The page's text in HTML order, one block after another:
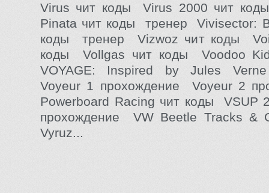
Virus чит коды Virus 2000 чит
Pinata чит коды тренер Vivisector:
коды тренер Vizwoz чит коды
коды Vollgas чит коды Voodoo
VOYAGE: Inspired by Jules
Voyeur 1 прохождение Voyeur 2
Powerboard Racing чит коды VSUP
прохождение VW Beetle Tracks &
Vyruz...